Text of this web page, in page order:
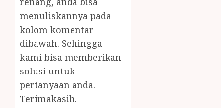
menuliskannya pada
kolom komentar
dibawah. Sehingga
kami bisa memberikan
solusi untuk
pertanyaan anda.
Terimakasih.